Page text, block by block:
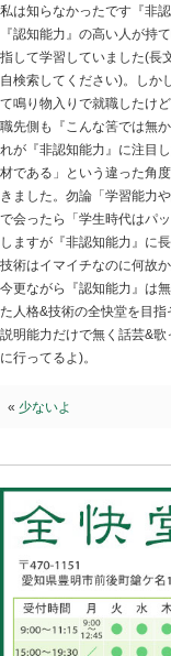
Blog記事一覧>院
非認知能力
2025.12.01 |
私は知らなかった
『認知能力』の高
指して学習してい
自検索してくださ
て鳴り物入りで就
れが『非認知能力
で会ったら「学生
しますが『非認知
技術はイマイチな
今更ながら『認知
た人格&技術の全